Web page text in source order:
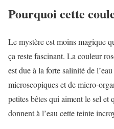
Pourquoi cette
Le mystère est moins magique
ça reste fascinant. La couleur
est due à la forte salinité de
microscopiques et de micro-
petites bêtes qui aiment le sel et
donnent à l’eau cette teinte